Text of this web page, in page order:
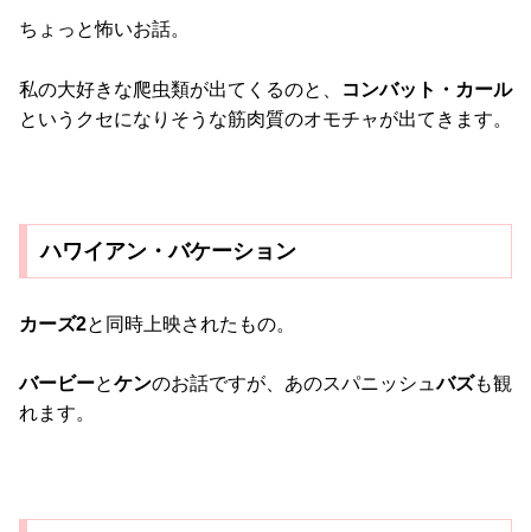
ちょっと怖いお話。
私の大好きな爬虫類が出てくるのと、
コンバット・カール
というクセになりそうな筋肉質のオモチャが出てきます。
ハワイアン・バケーション
カーズ2と同時上映されたもの。
バービーとケンのお話ですが、あのスパニッシュバズも観
れます。